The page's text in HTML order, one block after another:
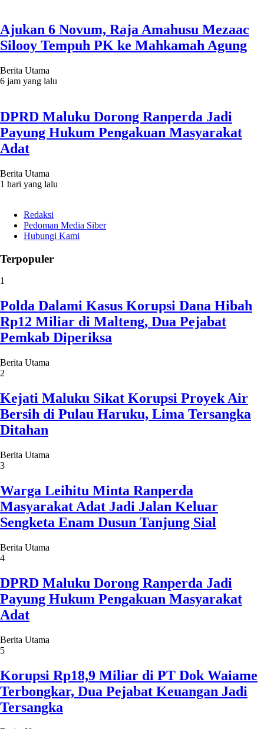
Ajukan 6 Novum, Raja Amahusu Mezaac
Silooy Tempuh PK ke Mahkamah Agung
Berita Utama
6 jam yang lalu
DPRD Maluku Dorong Ranperda Jadi
Payung Hukum Pengakuan Masyarakat
Adat
Berita Utama
1 hari yang lalu
Redaksi
Pedoman Media Siber
Hubungi Kami
Terpopuler
1
Polda Dalami Kasus Korupsi Dana Hibah
Rp12 Miliar di Malteng, Dua Pejabat
Pemkab Diperiksa
Berita Utama
2
Kejati Maluku Sikat Korupsi Proyek Air
Bersih di Pulau Haruku, Lima Tersangka
Ditahan
Berita Utama
3
Warga Leihitu Minta Ranperda
Masyarakat Adat Jadi Jalan Keluar
Sengketa Enam Dusun Tanjung Sial
Berita Utama
4
DPRD Maluku Dorong Ranperda Jadi
Payung Hukum Pengakuan Masyarakat
Adat
Berita Utama
5
Korupsi Rp18,9 Miliar di PT Dok Waiame
Terbongkar, Dua Pejabat Keuangan Jadi
Tersangka